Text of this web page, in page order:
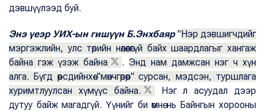
дэвшүүлээд буй.
Энэ үеэр УИХ-ын гишүүн Б.Энхбаяр"Нэр дэвшигчдийг
мэргэжлийн, улс төрийн нөлөөлөгүй байх шаардлагыг хангаж
байна гэж үзэж байна
. Энд нам дамжсан нэг ч хүн
алга. Бүгд өөрсдийнхөө "мөнчгөрөөр" сурсан, мэдсэн, туршлага
хуримтлуулсан хүмүүс байна.
Нэг л асуудал дээр
дутуу байж магадгүй. Үүнийг би өмнө нь Байнгын хорооны